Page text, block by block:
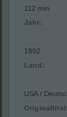
112 min
Jahr:
1992
Land:
USA /
Originaltitel: